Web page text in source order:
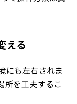
える
にも左右されま
所を工夫するこ